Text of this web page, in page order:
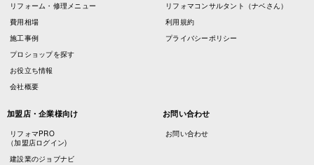
リフォーム・修理メニュー
費用相場
施工事例
プロショップを探す
お役立ち情報
会社概要
リフォマコンサルタント（ナベさん）
利用規約
プライバシーポリシー
加盟店・企業様向け
リフォマPRO
（加盟店ログイン)
建設業のジョブナビ
お問い合わせ
お問い合わせ